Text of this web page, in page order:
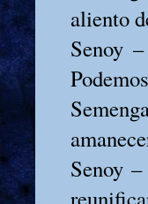
aliento
Senoy
Senoy